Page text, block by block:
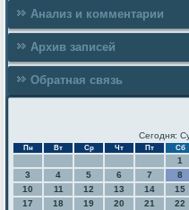
Анализ и комментарии
Архив записей
Обратная связь
Сегодня:
Пн Вт Ср Чт Пт Сб
1
3
4 5 6 7 8
10
11 12 13 14 15
17
18 19 20 21 22